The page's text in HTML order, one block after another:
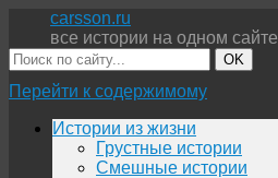
carsson.ru
все истории на одном сайте
OK
Перейти к содержимому
Истории из жизни
Грустные истории
Смешные истории